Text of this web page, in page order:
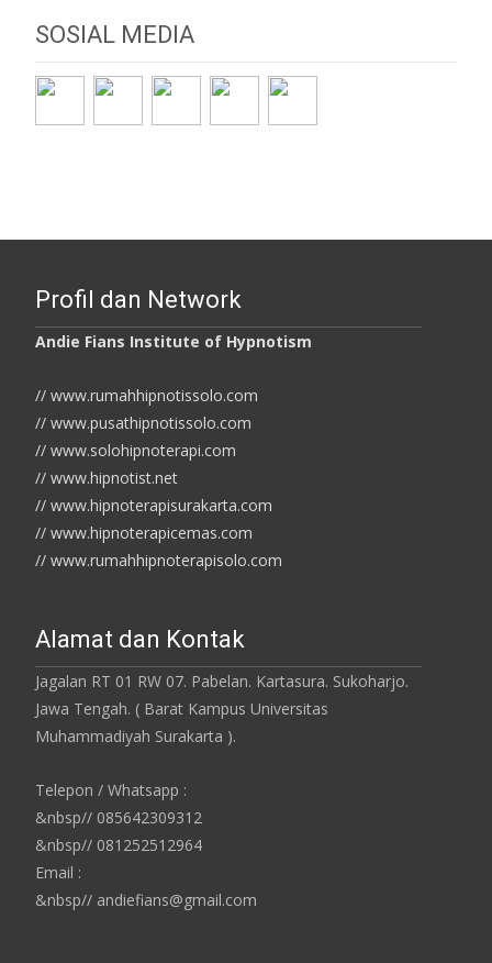
SOSIAL MEDIA
Profil dan Network
Andie Fians Institute of Hypnotism
// www.rumahhipnotissolo.com
// www.pusathipnotissolo.com
// www.solohipnoterapi.com
// www.hipnotist.net
// www.hipnoterapisurakarta.com
// www.hipnoterapicemas.com
// www.rumahhipnoterapisolo.com
Alamat dan Kontak
Jagalan RT 01 RW 07. Pabelan. Kartasura. Sukoharjo.
Jawa Tengah. ( Barat Kampus Universitas
Muhammadiyah Surakarta ).
Telepon / Whatsapp :
&nbsp// 085642309312
&nbsp// 081252512964
Email :
&nbsp// andiefians@gmail.com